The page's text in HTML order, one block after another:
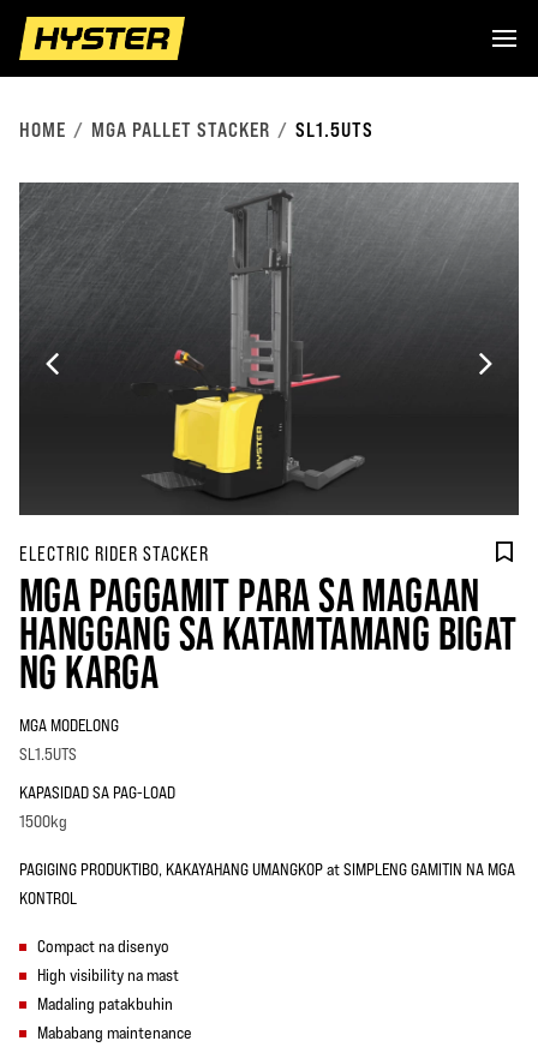
HOME MGA PALLET STACKER SL1.5UTS
ELECTRIC RIDER STACKER
MGA PAGGAMIT PARA SA MAGAAN
HANGGANG SA KATAMTAMANG BIGAT
NG KARGA
MGA MODELONG
SL1.5UTS
KAPASIDAD SA PAG-LOAD
1500kg
PAGIGING PRODUKTIBO, KAKAYAHANG UMANGKOP at SIMPLENG GAMITIN NA MGA
KONTROL
Compact na disenyo
High visibility na mast
Madaling patakbuhin
Mababang maintenance